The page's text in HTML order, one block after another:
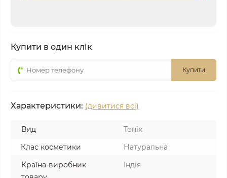
Купити в один клік
Купити
Характеристики: (дивитися всі)
Вид
Тонік
Клас косметики
Натуральна
Країна-виробник
Індія